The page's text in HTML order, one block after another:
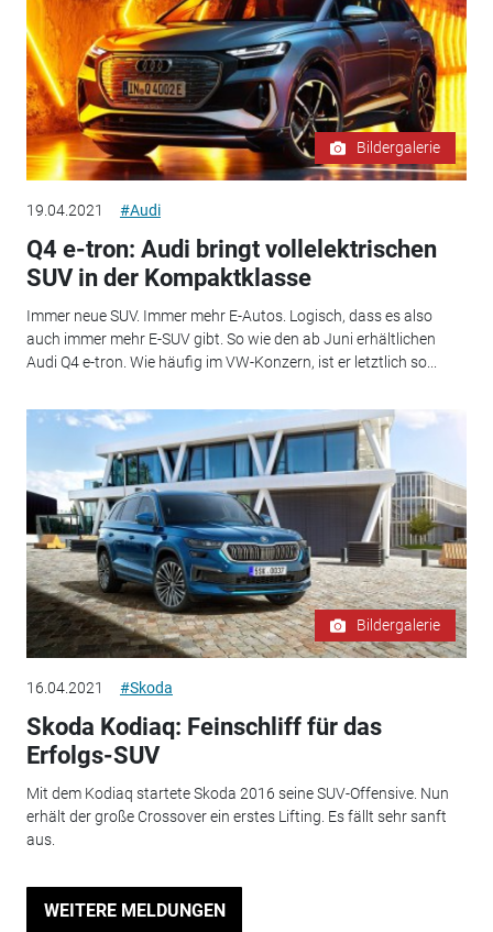
Bildergalerie
19.04.2021 #Audi
Q4 e-tron: Audi bringt vollelektrischen
SUV in der Kompaktklasse
Immer neue SUV. Immer mehr E-Autos. Logisch, dass es also
auch immer mehr E-SUV gibt. So wie den ab Juni erhältlichen
Audi Q4 e-tron. Wie häufig im VW-Konzern, ist er letztlich so...
Bildergalerie
16.04.2021 #Skoda
Skoda Kodiaq: Feinschliff für das
Erfolgs-SUV
Mit dem Kodiaq startete Skoda 2016 seine SUV-Offensive. Nun
erhält der große Crossover ein erstes Lifting. Es fällt sehr sanft
aus.
WEITERE MELDUNGEN